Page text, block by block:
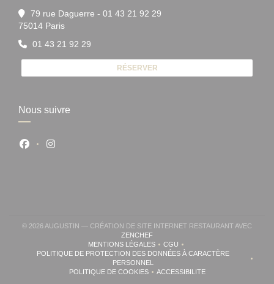
79 rue Daguerre - 01 43 21 92 29
75014 Paris((ouvre une nouvelle fenêtre))
01 43 21 92 29
RÉSERVER
Nous suivre
Facebook ((ouvre une nouvelle fenêtre))
Instagram ((ouvre une nouvelle fenêtre))
© 2026 AUGUSTIN — CRÉATION DE SITE INTERNET RESTAURANT AVEC
ZENCHEF((OUVRE UNE NOUVELLE FENÊTRE))
MENTIONS LÉGALES((OUVRE UNE NOUVELLE FENÊTRE))
CGU((OUVRE UNE NOUVELLE
POLITIQUE DE PROTECTION DES DONNÉES À CARACTÈRE
PERSONNEL((OUVRE UNE NOUVELLE FENÊTRE))
POLITIQUE DE COOKIES((OUVRE UNE NOUVELLE FENÊTRE))
ACCESSIBILITE((OUVRE UNE NOUVELLE